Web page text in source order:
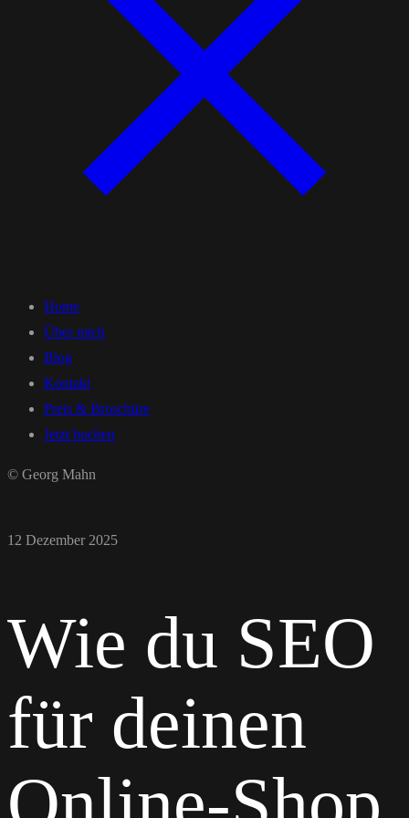
Home
Über mich
Blog
Kontakt
Preis & Broschüre
Jetzt buchen
© Georg Mahn
12 Dezember 2025
Wie du SEO
für deinen